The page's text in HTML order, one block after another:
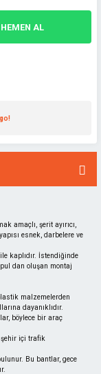
HEMEN AL
amaçlı, şerit ayırıcı,
esnek, darbelere ve
kaplıdır. İstendiğinde
dan oluşan montaj
malzemelerden
dayanıklıdır.
böylece bir araç
içi trafik
Bu bantlar, gece